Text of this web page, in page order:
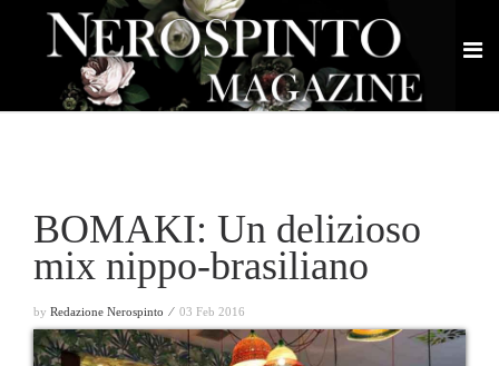
BOMAKI: Un delizioso
mix nippo-brasiliano
by Redazione Nerospinto ⁄ 03 Feb 2016